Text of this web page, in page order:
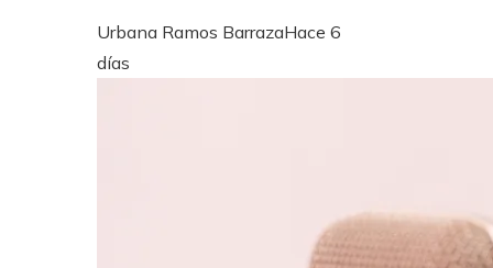
Urbana Ramos BarrazaHace 6
días